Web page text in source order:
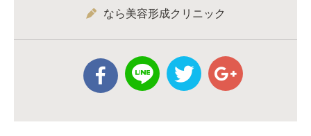
なら美容形成クリニック